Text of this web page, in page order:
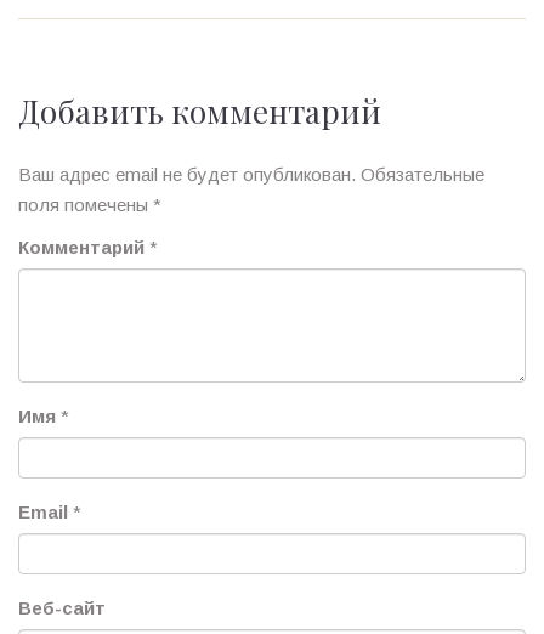
Добавить комментарий
Ваш адрес email не будет опубликован. Обязательные
поля помечены *
Комментарий *
Имя *
Email *
Веб-сайт